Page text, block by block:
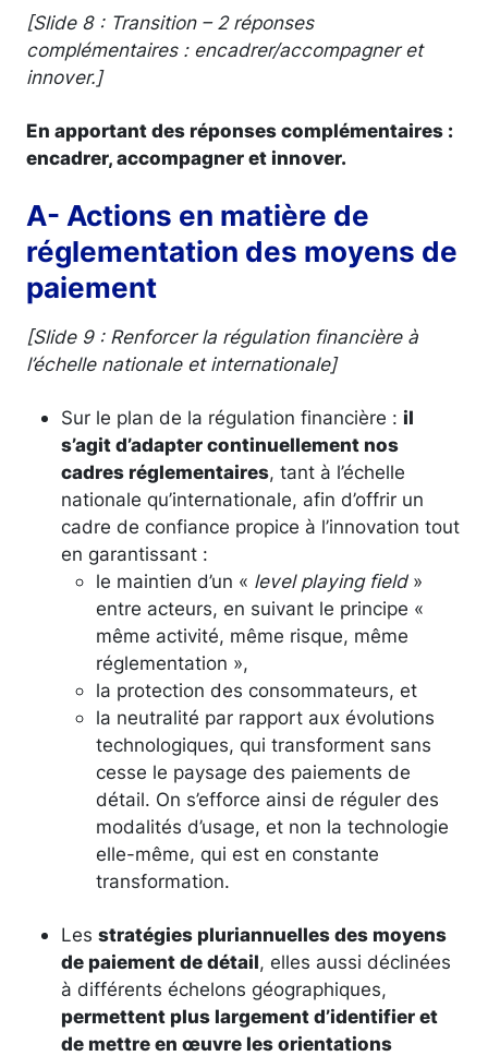
[Slide 8 : Transition – 2 réponses
complémentaires : encadrer/accompagner et
innover.]
En apportant des réponses complémentaires :
encadrer, accompagner et innover.
A- Actions en matière de
réglementation des moyens de
paiement
[Slide 9 : Renforcer la régulation financière à
l’échelle nationale et internationale]
Sur le plan de la régulation financière : il
s’agit d’adapter continuellement nos
cadres réglementaires, tant à l’échelle
nationale qu’internationale, afin d’offrir un
cadre de confiance propice à l’innovation tout
en garantissant :
le maintien d’un « level playing field»
entre acteurs, en suivant le principe «
même activité, même risque, même
réglementation »,
la protection des consommateurs, et
la neutralité par rapport aux évolutions
technologiques, qui transforment sans
cesse le paysage des paiements de
détail. On s’efforce ainsi de réguler des
modalités d’usage, et non la technologie
elle-même, qui est en constante
transformation.
Les stratégies pluriannuelles des moyens
de paiement de détail, elles aussi déclinées
à différents échelons géographiques,
permettent plus largement d’identifier et
de mettre en œuvre les orientations